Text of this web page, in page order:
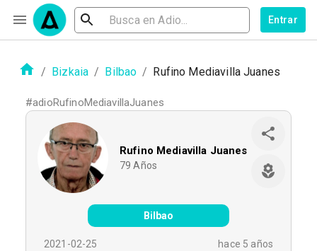
Entrar
/ Bizkaia / Bilbao / Rufino Mediavilla Juanes
#adioRufinoMediavillaJuanes
Rufino Mediavilla Juanes
79 Años
Bilbao
2021-02-25 hace 5 años